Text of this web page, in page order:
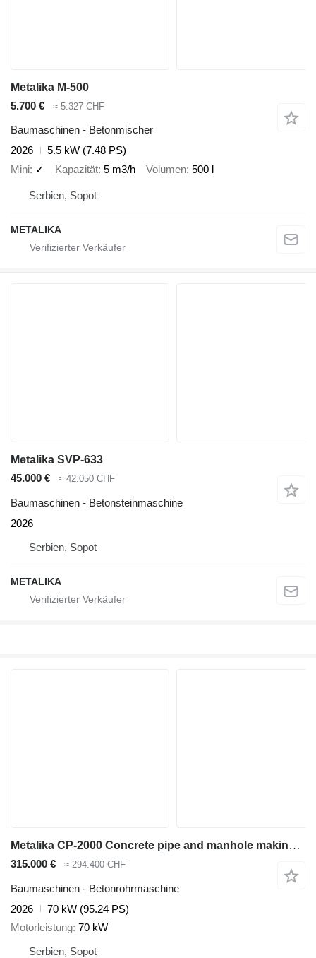
Metalika M-500
5.700 €
≈ 5.327 CHF
Baumaschinen - Betonmischer
2026
5.5 kW (7.48 PS)
Mini ✓ Kapazität 5 m3/h Volumen 500 l
Serbien, Sopot
METALIKA
Metalika SVP-633
45.000 €
≈ 42.050 CHF
Baumaschinen - Betonsteinmaschine
2026
Serbien, Sopot
METALIKA
Metalika CP-2000 Concrete pipe and manhole making machine
315.000 € ≈ 294.400 CHF
Baumaschinen - Betonrohrmaschine
2026
70 kW (95.24 PS)
Motorleistung 70 kW
Serbien, Sopot